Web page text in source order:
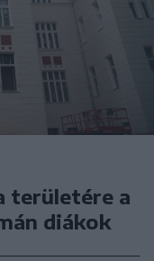
területére a
diákok